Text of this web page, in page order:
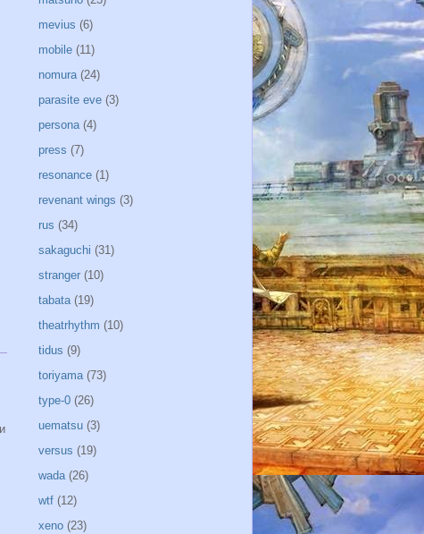
mevius (6)
mobile (11)
nomura (24)
parasite eve (3)
persona (4)
press (7)
resonance (1)
revenant wings (3)
rus (34)
sakaguchi (31)
stranger (10)
tabata (19)
theatrhythm (10)
tidus (9)
toriyama (73)
type-0 (26)
uematsu (3)
versus (19)
wada (26)
wtf (12)
xeno (23)